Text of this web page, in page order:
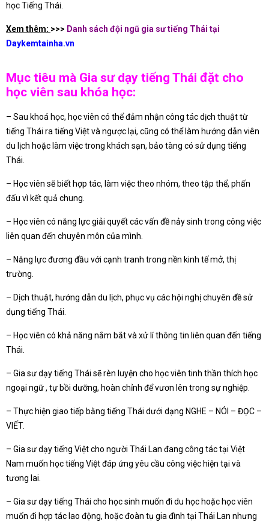
học Tiếng Thái.
Xem thêm: >>> Danh sách đội ngũ gia sư tiếng Thái tại
Daykemtainha.vn
Mục tiêu mà Gia sư dạy tiếng Thái đặt cho
học viên sau khóa học:
– Sau khoá học, học viên có thể đảm nhận công tác dịch thuật từ
tiếng Thái ra tiếng Việt và ngược lại, cũng có thể làm hướng dẫn viên
du lịch hoặc làm việc trong khách sạn, bảo tàng có sử dụng tiếng
Thái.
– Học viên sẽ biết hợp tác, làm việc theo nhóm, theo tập thể, phấn
đấu vì kết quả chung.
– Học viên có năng lực giải quyết các vấn đề nảy sinh trong công việc
liên quan đến chuyên môn của mình.
– Năng lực đương đầu với cạnh tranh trong nền kinh tế mở, thị
trường.
– Dịch thuật, hướng dẫn du lịch, phục vụ các hội nghị chuyên đề sử
dụng tiếng Thái.
– Học viên có khả năng nắm bắt và xử lí thông tin liên quan đến tiếng
Thái.
– Gia sư dạy tiếng Thái sẽ rèn luyện cho học viên tinh thần thích học
ngoại ngữ , tự bồi dưỡng, hoàn chỉnh để vươn lên trong sự nghiệp.
– Thực hiện giao tiếp bằng tiếng Thái dưới dạng NGHE – NÓI – ĐỌC –
VIẾT.
– Gia sư dạy tiếng Việt cho người Thái Lan đang công tác tại Việt
Nam muốn học tiếng Việt đáp ứng yêu cầu công việc hiện tại và
tương lai.
– Gia sư dạy tiếng Thái cho học sinh muốn đi du học hoặc học viên
muốn đi hợp tác lao động, hoặc đoàn tụ gia đình tại Thái Lan nhưng